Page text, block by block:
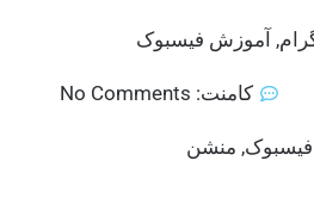
, آموزش فیسبوک
کامنت:
فیسبوک, منشن